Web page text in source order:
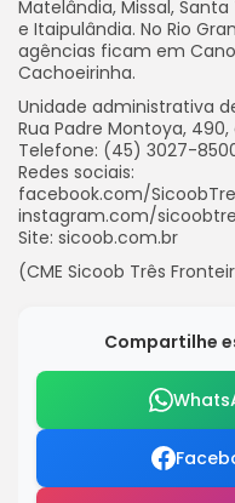
Matelândia, Missal,
e Itaipulândia. No Rio
agências ficam em
Cachoeirinha.
Unidade administrativa
Rua Padre Montoya,
Telefone: (45) 3027-
Redes sociais:
facebook.com/
instagram.com/
Site: sicoob.com.br
(CME Sicoob Três
Compartilhe